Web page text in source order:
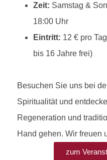
Zeit: Samstag &
18:00 Uhr
Eintritt: 12 € pro
bis 16 Jahre frei)
Besuchen Sie uns bei
Spiritualität und
Regeneration und
Hand gehen. Wir freuen
zum